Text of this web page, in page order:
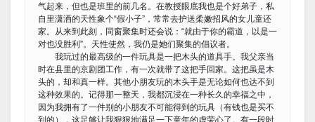
气起来，但也是班里的前几名。在教授眼底我也是个好弟子，私
自里潇洒的天性象个“假小子”，常常去护送柔嫩招风的女儿童还
家。从来到此刻，同窗聚集时还会说：“就由于你的霸道，以是一
对也没胜利”。天性使然，我仍是她们聚集的倡议者。
我玩过的最高级的一件玩具是一把木头的道具手。我父亲当
时在县里的京剧团工作，有一次就带了这把手回家。这把虽是木
头的，却和真一样。其他小朋友玩的木头手是无论如何也达不到
这种效果的。记得那一整天，我都沉浸在一种长久的幸福之中，
因为我拥有了一件别的小朋友不可能得到的玩具（有钱也是买不
到的），这足够让我狠狠地满足一下童年的虚荣心了。有一段时